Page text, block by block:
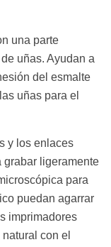
una parte
uñas. Ayudan a
del esmalte
uñas para el
y los enlaces
grabar ligeramente
para
puedan agarrar
imprimadores
con el